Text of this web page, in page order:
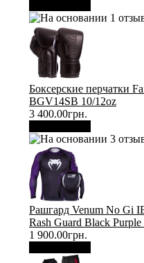
Боксерские перчатки
BGV14SB 10/12oz
3 400.00грн.
Рашгард Venum No Gi
Rash Guard Black
1 900.00грн.